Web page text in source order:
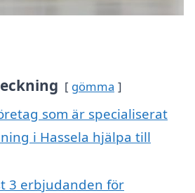
gömma
som är specialiserat
i Hassela hjälpa till
3 erbjudanden för